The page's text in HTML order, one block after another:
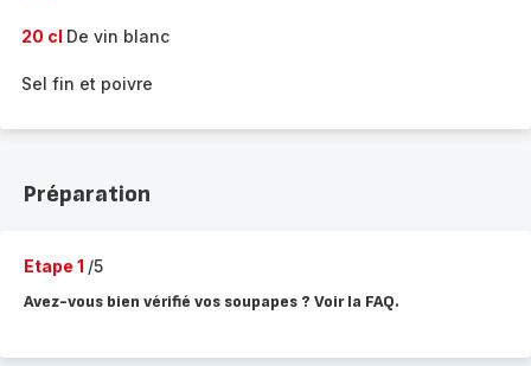
20 cl De vin blanc
Sel fin et poivre
Préparation
Etape 1 /5
Avez-vous bien vérifié vos soupapes ? Voir la FAQ.